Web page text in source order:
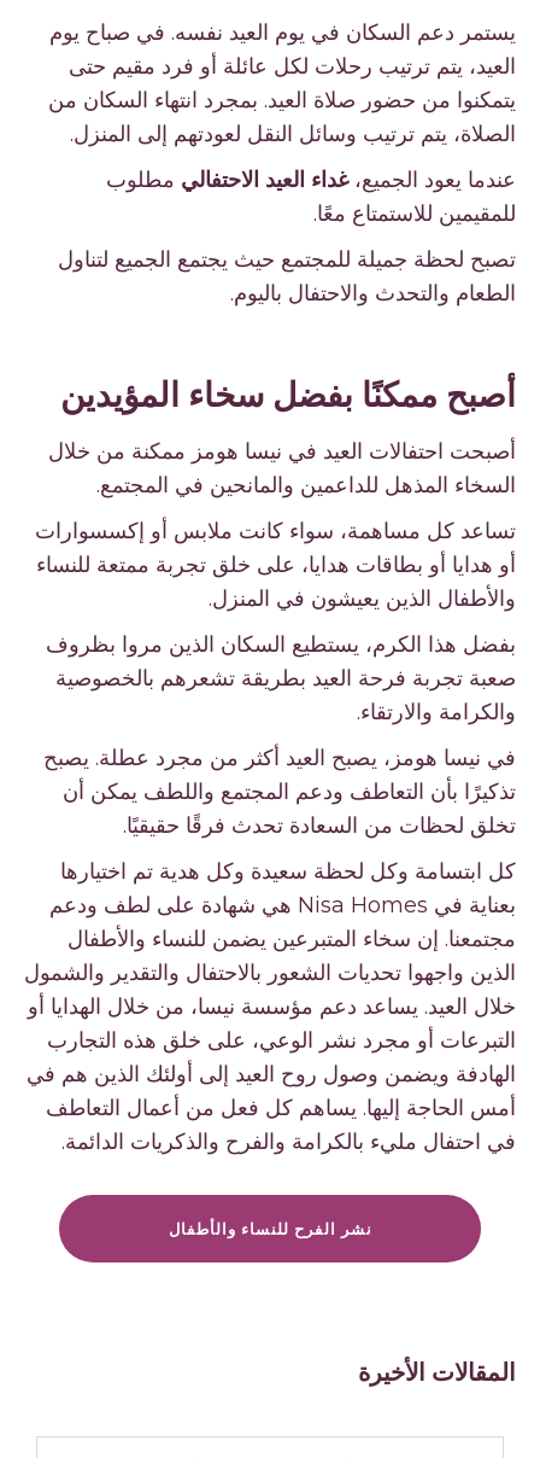
يستمر دعم السكان في يوم العيد نفسه. في صباح يوم
العيد، يتم ترتيب رحلات لكل عائلة أو فرد مقيم حتى
يتمكنوا من حضور صلاة العيد. بمجرد انتهاء السكان من
الصلاة، يتم ترتيب وسائل النقل لعودتهم إلى المنزل.
عندما يعود الجميع،غداء العيد الاحتفاليمطلوب
للمقيمين للاستمتاع معًا.
تصبح لحظة جميلة للمجتمع حيث يجتمع الجميع لتناول
الطعام والتحدث والاحتفال باليوم.
أصبح ممكنًا بفضل سخاء المؤيدين
أصبحت احتفالات العيد في نيسا هومز ممكنة من خلال
السخاء المذهل للداعمين والمانحين في المجتمع.
تساعد كل مساهمة، سواء كانت ملابس أو إكسسوارات
أو هدايا أو بطاقات هدايا، على خلق تجربة ممتعة للنساء
والأطفال الذين يعيشون في المنزل.
بفضل هذا الكرم، يستطيع السكان الذين مروا بظروف
صعبة تجربة فرحة العيد بطريقة تشعرهم بالخصوصية
والكرامة والارتقاء.
في نيسا هومز، يصبح العيد أكثر من مجرد عطلة. يصبح
تذكيرًا بأن التعاطف ودعم المجتمع واللطف يمكن أن
تخلق لحظات من السعادة تحدث فرقًا حقيقيًا.
كل ابتسامة وكل لحظة سعيدة وكل هدية تم اختيارها
بعناية في Nisa Homes هي شهادة على لطف ودعم
مجتمعنا. إن سخاء المتبرعين يضمن للنساء والأطفال
الذين واجهوا تحديات الشعور بالاحتفال والتقدير والشمول
خلال العيد. يساعد دعم مؤسسة نيسا، من خلال الهدايا أو
التبرعات أو مجرد نشر الوعي، على خلق هذه التجارب
الهادفة ويضمن وصول روح العيد إلى أولئك الذين هم في
أمس الحاجة إليها. يساهم كل فعل من أعمال التعاطف
في احتفال مليء بالكرامة والفرح والذكريات الدائمة.
نشر الفرح للنساء والأطفال
المقالات الأخيرة